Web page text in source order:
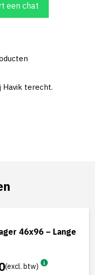
een chat
Havik terecht.
46x96 – Lange
(excl. btw)